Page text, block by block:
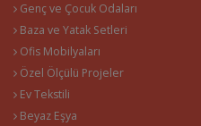
Genç ve Çocuk Odaları
Baza ve Yatak Setleri
Ofis Mobilyaları
Özel Ölçülü Projeler
Ev Tekstili
Beyaz Eşya